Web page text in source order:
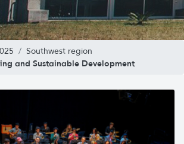
Southwest region
and Sustainable Development